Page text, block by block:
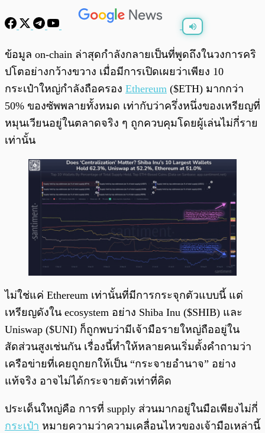
0:00
ข้อมูล on-chain ล่าสุดกำลังกลายเป็นที่พูดถึงในวงการคริ
ปโตอย่างกว้างขวาง เมื่อมีการเปิดเผยว่าเพียง 10
กระเป๋าใหญ่กำลังถือครอง Ethereum ($ETH) มากกว่า
50% ของซัพพลายทั้งหมด เท่ากับว่าครึ่งหนึ่งของเหรียญที่
หมุนเวียนอยู่ในตลาดจริง ๆ ถูกควบคุมโดยผู้เล่นไม่กี่ราย
เท่านั้น
ไม่ใช่แค่ Ethereum เท่านั้นที่มีการกระจุกตัวแบบนี้ แต่
เหรียญดังใน ecosystem อย่าง Shiba Inu ($SHIB) และ
Uniswap ($UNI) ก็ถูกพบว่ามีเจ้ามือรายใหญ่ถืออยู่ใน
สัดส่วนสูงเช่นกัน เรื่องนี้ทำให้หลายคนเริ่มตั้งคำถามว่า
เครือข่ายที่เคยถูกยกให้เป็น “กระจายอำนาจ” อย่าง
แท้จริง อาจไม่ได้กระจายตัวเท่าที่คิด
ประเด็นใหญ่คือ การที่ supply ส่วนมากอยู่ในมือเพียงไม่กี่
กระเป๋า หมายความว่าความเคลื่อนไหวของเจ้ามือเหล่านี้